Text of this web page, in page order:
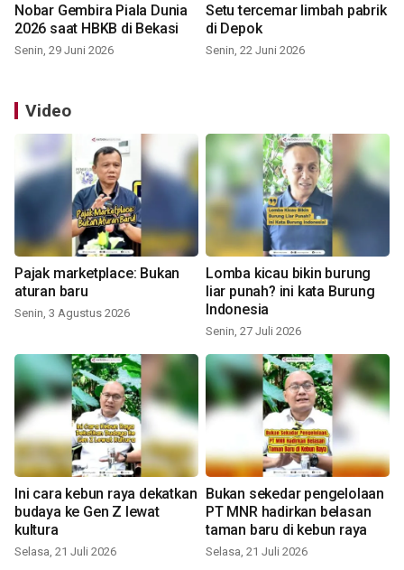
Nobar Gembira Piala Dunia
2026 saat HBKB di Bekasi
Senin, 29 Juni 2026
Setu tercemar limbah pabrik
di Depok
Senin, 22 Juni 2026
Video
Pajak marketplace: Bukan
aturan baru
Senin, 3 Agustus 2026
Lomba kicau bikin burung
liar punah? ini kata Burung
Indonesia
Senin, 27 Juli 2026
Ini cara kebun raya dekatkan
budaya ke Gen Z lewat
kultura
Selasa, 21 Juli 2026
Bukan sekedar pengelolaan
PT MNR hadirkan belasan
taman baru di kebun raya
Selasa, 21 Juli 2026